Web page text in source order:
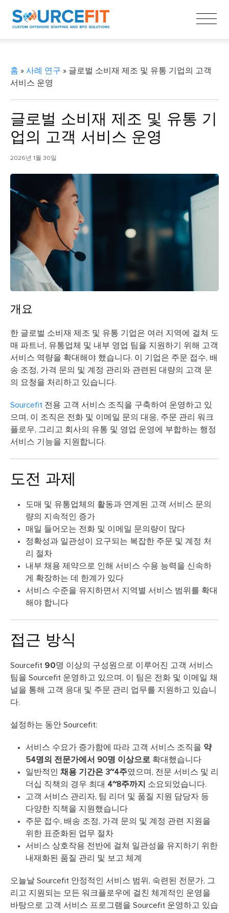
홈 » 사례 연구 » 글로벌 소비재 제조 및 유통 기업의 고객
서비스 운영
글로벌 소비재 제조 및 유통 기
업의 고객 서비스 운영
2026년 1월 30일
개요
한 글로벌 소비재 제조 및 유통 기업은 여러 지역에 걸쳐 도
매 파트너, 유통업체 및 내부 영업 팀을 지원하기 위해 고객
서비스 역량을 확대해야 했습니다. 이 기업은 주문 접수, 배
송 조정, 가격 문의 및 계정 관리와 관련된 대량의 고객 문
의 요청을 처리하고 있습니다.
Sourcefit 전용 고객 서비스 조직을 구축하여 운영하고 있
으며, 이 조직은 전화 및 이메일 문의 대응, 주문 관리 워크
플로우, 그리고 회사의 유통 및 영업 운영에 부합하는 행정
서비스 기능을 지원합니다.
도전 과제
도매 및 유통업체의 활동과 연계된 고객 서비스 문의
량의 지속적인 증가
매일 들어오는 전화 및 이메일 문의량이 많다
정확성과 일관성이 요구되는 복잡한 주문 및 계정 처
리 절차
내부 채용 제약으로 인해 서비스 수용 능력을 신속하
게 확장하는 데 한계가 있다
서비스 수준을 유지하면서 지역별 서비스 범위를 확대
해야 합니다
접근 방식
Sourcefit 90명 이상의 구성원으로 이루어진 고객 서비스
팀을 Sourcefit 운영하고 있으며, 이 팀은 전화 및 이메일 채
널을 통해 고객 응대 및 주문 관리 업무를 지원하고 있습니
다.
설정하는 동안 Sourcefit:
서비스 수요가 증가함에 따라 고객 서비스 조직을 약
54명의 전문가에서 90명 이상으로 확대했습니다
일반적인 채용 기간은 3~4주였으며, 전문 서비스 및 리
더십 직책의 경우 최대 4~8주까지
소요되었습니다.
고객 서비스 관리자, 팀 리더 및 품질 지원 담당자 등
다양한 직책을 지원했습니다
주문 접수, 배송 조정, 가격 문의 및 계정 관련 지원을
위한 표준화된 업무 절차
서비스 상호작용 전반에 걸쳐 일관성을 유지하기 위한
내재화된 품질 관리 및 보고 체계
오늘날 Sourcefit 안정적인 서비스 범위, 숙련된 전문가, 그
리고 지원되는 모든 워크플로우에 걸친 체계적인 운영을
바탕으로 고객 서비스 프로그램을 Sourcefit 운영하고 있습